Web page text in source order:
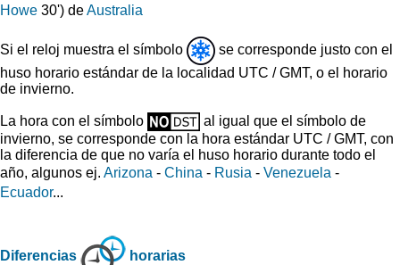
Howe 30') deAustralia
Si el reloj muestra el símbolo
se corresponde justo con el
huso horario estándar de la localidad UTC / GMT, o el horario
de invierno.
La hora con el símbolo
al igual que el símbolo de
invierno, se corresponde con la hora estándar UTC / GMT, con
la diferencia de que no varía el huso horario durante todo el
año, algunos ej. Arizona - China - Rusia - Venezuela -
Ecuador...
Diferencias horarias